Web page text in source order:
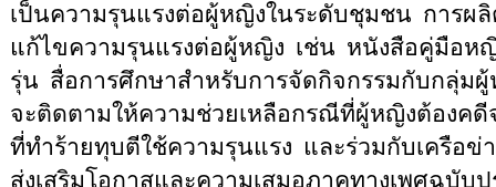
เป็นความรุนแรงต่อผู้หญิงในระดับชุมชน การผ
แก้ไขความรุนแรงต่อผู้หญิง เช่น หนังสือคู่มือห
รุ่น สื่อการศึกษาสำหรับการจัดกิจกรรมกับกลุ่ม
จะติดตามให้ความช่วยเหลือกรณีที่ผู้หญิงต้องคดี
ที่ทำร้ายทุบตีใช้ความรุนแรง และร่วมกับเครือข่
ส่งเสริมโอกาสและความเสมอภาคทางเพศฉบับ